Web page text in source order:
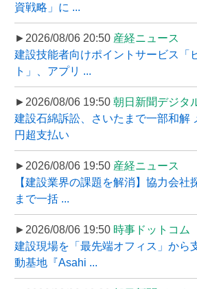
資戦略」に ...
►2026/08/06 20:50 産経ニュース
建設技能者向けポイントサービス「
ト」、アプリ ...
►2026/08/06 19:50 朝日新聞デジタ
建設石綿訴訟、さいたまで一部和解
円超支払い
►2026/08/06 19:50 産経ニュース
【建設業界の課題を解消】協力会社
まで一括 ...
►2026/08/06 19:50 時事ドットコム
建設現場を「最先端オフィス」から
動基地『Asahi ...